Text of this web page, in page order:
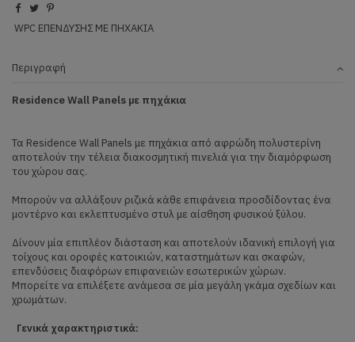
WPC ΕΠΕΝΔΥΣΗΣ ΜΕ ΠΗΧΑΚΙΑ
Περιγραφή
ResidenceWall Panels με πηχάκια
Τα Residence Wall Panels με πηχάκια από αφρώδη πολυστερίνη
αποτελούν την τέλεια διακοσμητική πινελιά για την διαμόρφωση
του χώρου σας.
Μπορούν να αλλάξουν ριζικά κάθε επιφάνεια προσδίδοντας ένα
μοντέρνο και εκλεπτυσμένο στυλ με αίσθηση φυσικού ξύλου.
Δίνουν μία επιπλέον διάσταση και αποτελούν ιδανική επιλογή για
τοίχους και οροφές κατοικιών, καταστημάτων και σκαφών,
επενδύσεις διαφόρων επιφανειών εσωτερικών χώρων.
Μπορείτε να επιλέξετε ανάμεσα σε μία μεγάλη γκάμα σχεδίων και
χρωμάτων.
Γενικά χαρακτηριστικά: